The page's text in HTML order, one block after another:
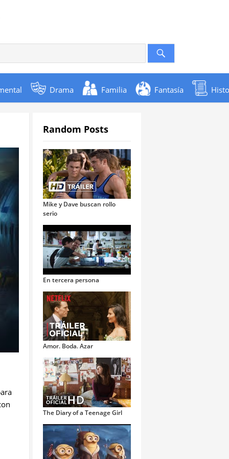
Drama Familia Fantasía
Random Posts
Mike y Dave buscan rollo
serio
En tercera persona
Amor. Boda. Azar
The Diary of a Teenage Girl